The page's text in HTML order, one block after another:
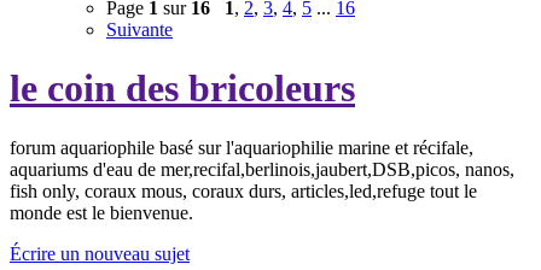
Page 1 sur 16 1, 2, 3, 4, 5 ... 16
Suivante
le coin des bricoleurs
forum aquariophile basé sur l'aquariophilie marine et récifale,
aquariums d'eau de mer,recifal,berlinois,jaubert,DSB,picos, nanos,
fish only, coraux mous, coraux durs, articles,led,refuge tout le
monde est le bienvenue.
Écrire un nouveau sujet